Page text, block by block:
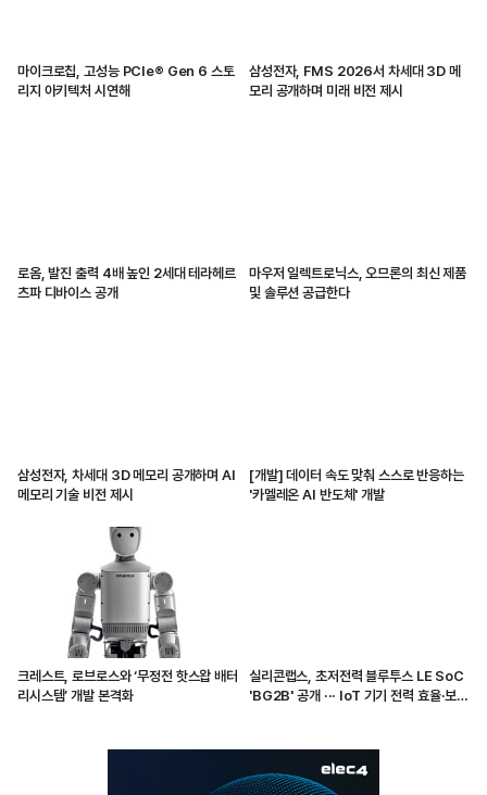
마이크로칩, 고성능 PCIe® Gen 6 스토
리지 아키텍처 시연해
삼성전자, FMS 2026서 차세대 3D 메
모리 공개하며 미래 비전 제시
로옴, 발진 출력 4배 높인 2세대 테라헤르
츠파 디바이스 공개
마우저 일렉트로닉스, 오므론의 최신 제품
및 솔루션 공급한다
삼성전자, 차세대 3D 메모리 공개하며 AI
메모리 기술 비전 제시
[개발] 데이터 속도 맞춰 스스로 반응하는
'카멜레온 AI 반도체' 개발
크레스트, 로브로스와 ‘무정전 핫스왑 배터
리시스템’ 개발 본격화
실리콘랩스, 초저전력 블루투스 LE SoC
'BG2B' 공개 ··· IoT 기기 전력 효율·보안